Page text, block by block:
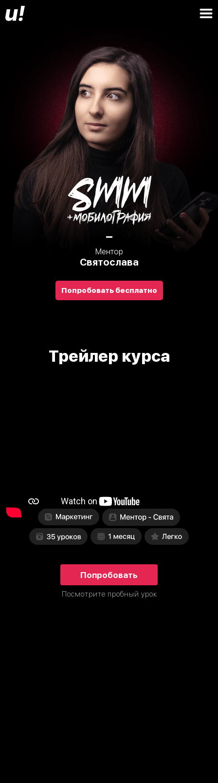
Попробовать бесплатно
Ментор
Святослава
Посмотрите пробный урок
Попробовать
Трейлер курса